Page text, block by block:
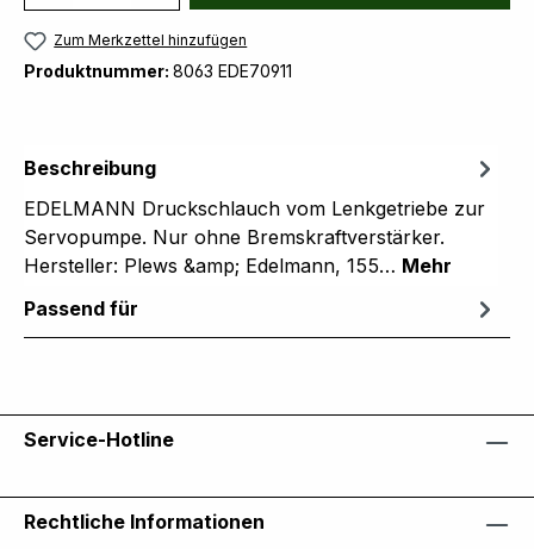
Zum Merkzettel hinzufügen
Produktnummer: 8063 EDE70911
Beschreibung
EDELMANN Druckschlauch vom Lenkgetriebe zur
Servopumpe. Nur ohne Bremskraftverstärker.
Hersteller: Plews &amp; Edelmann, 155… Mehr
Passend für
Service-Hotline
Rechtliche Informationen